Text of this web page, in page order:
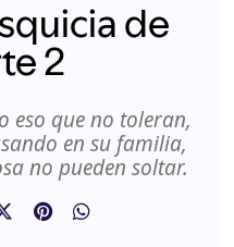
de
2
eso que no toleran,
en su familia,
no pueden soltar.